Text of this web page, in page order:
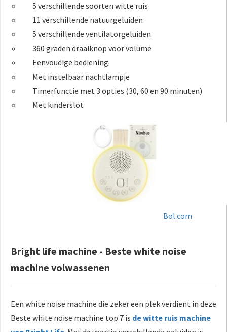
5 verschillende soorten witte ruis
11 verschillende natuurgeluiden
5 verschillende ventilatorgeluiden
360 graden draaiknop voor volume
Eenvoudige bediening
Met instelbaar nachtlampje
Timerfunctie met 3 opties (30, 60 en 90 minuten)
Met kinderslot
Bol.com
Bright life machine - Beste white noise
machine volwassenen
Een white noise machine die zeker een plek verdient in deze
Beste white noise machine top 7 is de witte ruis machine